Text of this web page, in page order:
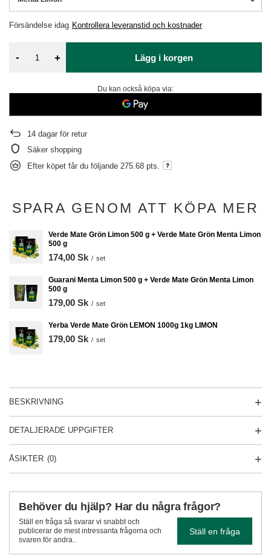
Försändelse idag Kontrollera leveranstid och kostnader
- + Lägg i korgen
Du kan också köpa via:
14 dagar för retur
Säker shopping
Efter köpet får du följande 275.68 pts.
SPARA GENOM ATT KÖPA MER
Verde Mate Grön Limon 500 g + Verde Mate Grön Menta Limon
500 g
174,00 Sk / set
Guarani Menta Limon 500 g + Verde Mate Grön Menta Limon
500 g
179,00 Sk / set
Yerba Verde Mate Grön LEMON 1000g 1kg LIMON
179,00 Sk / set
BESKRIVNING
DETALJERADE UPPGIFTER
ÅSIKTER (0)
Behöver du hjälp? Har du några frågor?
Ställ en fråga så svarar vi snabbt och
publicerar de mest intressanta frågorna och
svaren för andra..
Ställ en fråga